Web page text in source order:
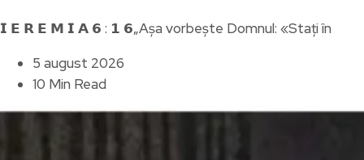
𝗜 𝗘 𝗥 𝗘 𝗠 𝗜 𝗔 𝟲 : 𝟭 𝟲„Așa vorbește Domnul: «Stați în
5 august 2026
10 Min Read